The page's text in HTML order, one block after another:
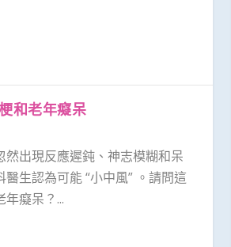
和老年癡呆
然出現反應遲鈍、神志模糊和呆
生認為可能 “小中風” 。請問這
癡呆？...